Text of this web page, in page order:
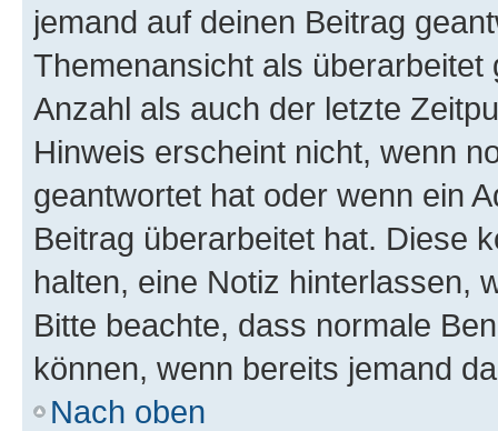
jemand auf deinen Beitrag
Themenansicht als
Anzahl als auch der letzte
Hinweis erscheint nicht, wenn
geantwortet hat oder wenn ein
Beitrag überarbeitet hat. Diese
halten, eine Notiz hinterlassen,
Bitte beachte, dass normale
können, wenn bereits jemand
Nach oben